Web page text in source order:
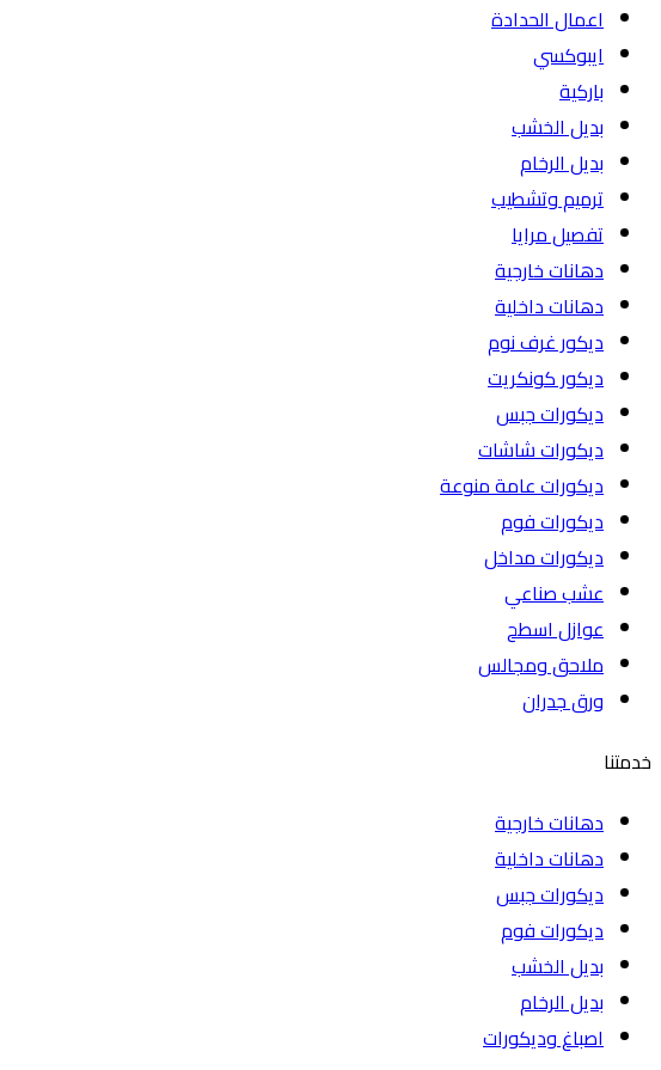
اعمال الحدادة
ايبوكسي
باركية
بديل الخشب
بديل الرخام
ترميم وتشطيب
تفصيل مرايا
دهانات خارجية
دهانات داخلية
ديكور غرف نوم
ديكور كونكريت
ديكورات جبس
ديكورات شاشات
ديكورات عامة منوعة
ديكورات فوم
ديكورات مداخل
عشب صناعي
عوازل اسطح
ملاحق ومجالس
ورق جدران
خدمتنا
دهانات خارجية
دهانات داخلية
ديكورات جبس
ديكورات فوم
بديل الخشب
بديل الرخام
اصباغ وديكورات